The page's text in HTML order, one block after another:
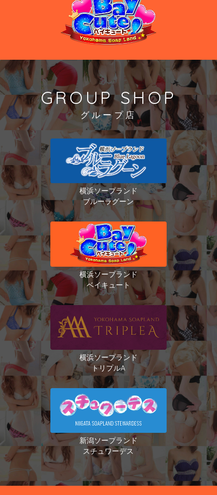
GROUP SHOP
グループ店
横浜ソープランド
ブルーラグーン
横浜ソープランド
ベイキュート
横浜ソープランド
トリプルA
新潟ソープランド
スチュワーデス